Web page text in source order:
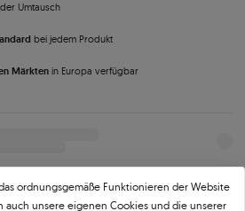
Umtausch
bei jedem Produkt
Märkten in Europa verfügbar
ordnungsgemäße Funktionieren der Website
unsere eigenen Cookies und die unserer